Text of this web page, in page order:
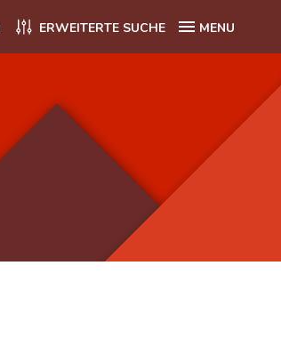
ERWEITERTE SUCHE MENU